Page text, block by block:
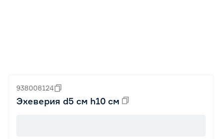
938008124
Эхеверия d5 см h10 см